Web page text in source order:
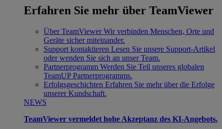
Erfahren Sie mehr über TeamViewer
Über TeamViewer Wir verbinden Menschen, Orte und
Geräte sicher miteinander.
Support kontaktieren Lesen Sie unsere Support-Artikel
oder wenden Sie sich an unser Team.
Partnerprogramm Werden Sie Teil unseres globalen
TeamUP Partnerprogramms.
Erfolgsgeschichten Erfahren Sie mehr über die Erfolge
unserer Kundschaft.
NEWS
TeamViewer vermeldet hohe Akzeptanz des KI-Angebots.